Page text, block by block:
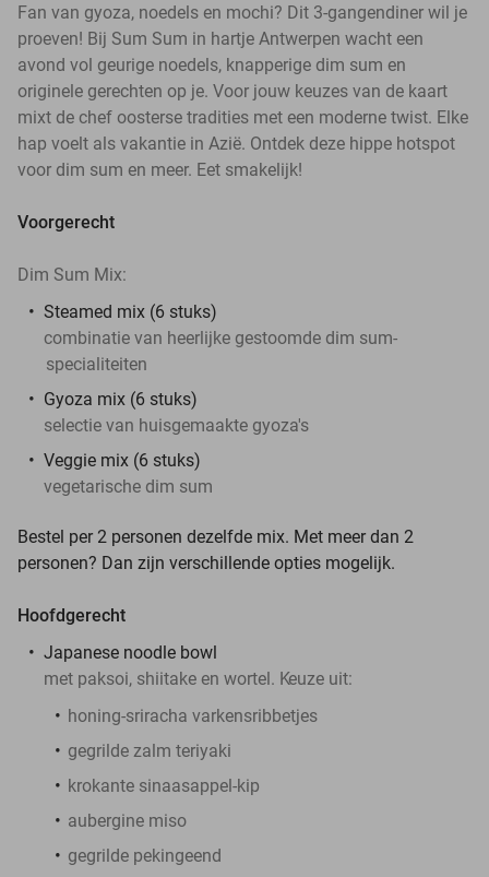
Fan van gyoza, noedels en mochi? Dit 3-gangendiner wil je
proeven! Bij Sum Sum in hartje Antwerpen wacht een
avond vol geurige noedels, knapperige dim sum en
originele gerechten op je. Voor jouw keuzes van de kaart
mixt de chef oosterse tradities met een moderne twist. Elke
hap voelt als vakantie in Azië. Ontdek deze hippe hotspot
voor dim sum en meer. Eet smakelijk!
Voorgerecht
Dim Sum Mix:
Steamed mix (6 stuks)
combinatie van heerlijke gestoomde dim sum-
specialiteiten
Gyoza mix (6 stuks)
selectie van huisgemaakte gyoza's
Veggie mix (6 stuks)
vegetarische dim sum
Bestel per 2 personen dezelfde mix. Met meer dan 2
personen? Dan zijn verschillende opties mogelijk.
Hoofdgerecht
Japanese noodle bowl
met paksoi, shiitake en wortel. Keuze uit:
honing-sriracha varkensribbetjes
gegrilde zalm teriyaki
krokante sinaasappel-kip
aubergine miso
gegrilde pekingeend